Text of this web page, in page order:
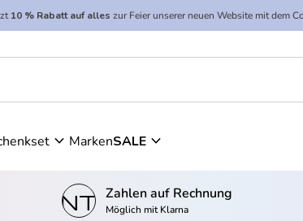
(5.5 ml) Concealer - 19C Nutmeg Cool
10 % Rabatt auf alles zur Feier unserer neuen Website mit dem
expand_more MarkenSALE expand_more
Zahlen auf Rechnung
Möglich mit Klarna